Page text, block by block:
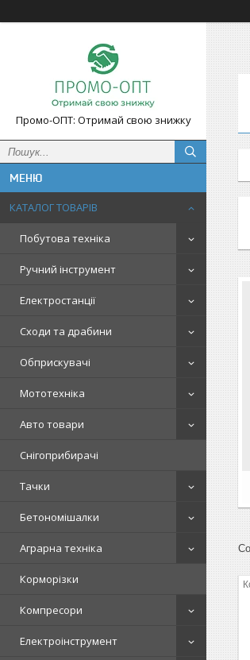
Промо-ОПТ: Отримай свою знижку
КАТАЛОГ ТОВАРІВ
Побутова техніка
Ручний інструмент
Електростанції
Сходи та драбини
Обприскувачі
Мототехніка
Авто товари
Снігоприбирачі
Тачки
Бетономішалки
Аграрна техніка
Корморізки
Компресори
Електроінструмент